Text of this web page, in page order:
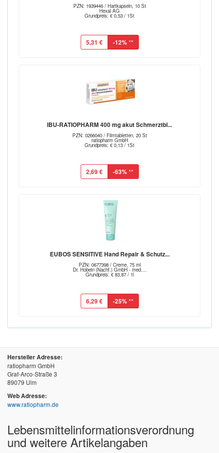
PZN: 1939446 / Hartkapseln, 10 St
Hexal AG
Grundpreis: € 0,53 / 1St
5,31 € -12%**
IBU-RATIOPHARM 400 mg akut Schmerztbl...
PZN: 0266040 / Filmtabletten, 20 St
ratiopharm GmbH
Grundpreis: € 0,13 / 1St
2,69 € -63%**
EUBOS SENSITIVE Hand Repair & Schutz...
PZN: 0677398 / Creme, 75 ml
Dr. Hobein (Nachf.) GmbH - med....
Grundpreis: € 83,87 / 1l
6,29 € -25%**
Hersteller Adresse:
ratiopharm GmbH
Graf-Arco-Straße 3
89079 Ulm
Web Adresse:
www.ratiopharm.de
Lebensmittel­informations­verordnung
und weitere Artikelangaben